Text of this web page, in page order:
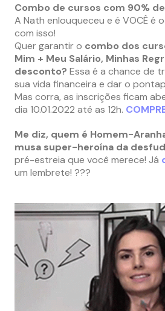
Combo de cursos com 90%
A Nath enlouqueceu e é VOCÊ é
com isso!
Quer garantir o combo dos
Mim + Meu Salário, Minhas
desconto? Essa é a chance de
sua vida financeira e dar o
Mas corra, as inscrições ficam
dia 10.01.2022 até as 12h.
Me diz, quem é Homem-
musa super-heroína da
pré-estreia que você merece! Já
um lembrete! ???